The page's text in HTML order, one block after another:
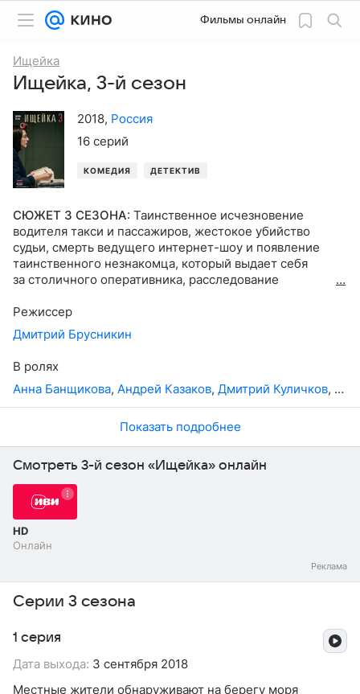
Фильмы онлайн
Ищейка
Ищейка, 3-й сезон
2018, Россия
16 серий
КОМЕДИЯ ДЕТЕКТИВ
СЮЖЕТ 3 СЕЗОНА: Таинственное исчезновение
водителя такси и пассажиров, жестокое убийство
судьи, смерть ведущего интернет-шоу и появление
таинственного незнакомца, который выдает себя
за столичного оперативника, расследование
жизнь подполковника Александры Кушнир движется
в привычном русле.
Втретьем сезоне сериала «Ищейка» оперативному
отделу под ее руководством предстоит раскрыть новые
сложные дела.
с самыми сложными ситуациями, и ее сложно чем-
то не удивить, но внезапно простое посещение врача
переворачивает жизнь Александры с ног на голову.
Режиссер
Дмитрий Брусникин
В ролях
Анна Банщикова, Андрей Казаков, Дмитрий Куличков,
Показать подробнее
Смотреть 3-й сезон «Ищейка» онлайн
HD
Онлайн
Серии 3 сезона
1 серия
Дата выхода: 3 сентября 2018
Местные жители обнаруживают на берегу моря